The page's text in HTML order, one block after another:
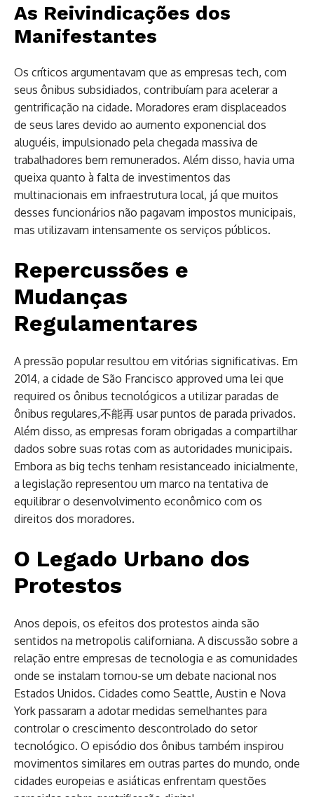
As Reivindicações dos
Manifestantes
Os críticos argumentavam que as empresas tech, com
seus ônibus subsidiados, contribuíam para acelerar a
gentrificação na cidade. Moradores eram displaceados
de seus lares devido ao aumento exponencial dos
aluguéis, impulsionado pela chegada massiva de
trabalhadores bem remunerados. Além disso, havia uma
queixa quanto à falta de investimentos das
multinacionais em infraestrutura local, já que muitos
desses funcionários não pagavam impostos municipais,
mas utilizavam intensamente os serviços públicos.
Repercussões e
Mudanças
Regulamentares
A pressão popular resultou em vitórias significativas. Em
2014, a cidade de São Francisco approved uma lei que
required os ônibus tecnológicos a utilizar paradas de
ônibus regulares,不能再 usar puntos de parada privados.
Além disso, as empresas foram obrigadas a compartilhar
dados sobre suas rotas com as autoridades municipais.
Embora as big techs tenham resistanceado inicialmente,
a legislação representou um marco na tentativa de
equilibrar o desenvolvimento econômico com os
direitos dos moradores.
O Legado Urbano dos
Protestos
Anos depois, os efeitos dos protestos ainda são
sentidos na metropolis californiana. A discussão sobre a
relação entre empresas de tecnologia e as comunidades
onde se instalam tornou-se um debate nacional nos
Estados Unidos. Cidades como Seattle, Austin e Nova
York passaram a adotar medidas semelhantes para
controlar o crescimento descontrolado do setor
tecnológico. O episódio dos ônibus também inspirou
movimentos similares em outras partes do mundo, onde
cidades europeias e asiáticas enfrentam questões